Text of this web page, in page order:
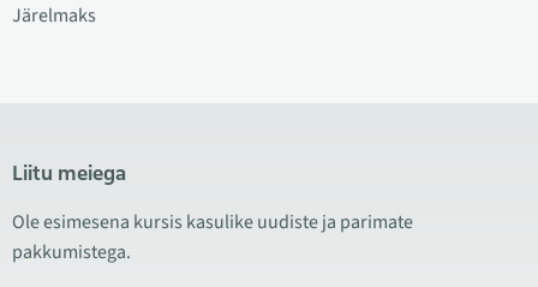
Järelmaks
Liitu meiega
Ole esimesena kursis kasulike uudiste ja parimate
pakkumistega.